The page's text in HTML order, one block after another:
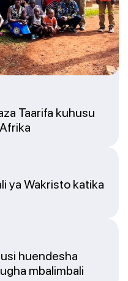
Taarifa kuhusu
ya Wakristo katika
huendesha
mbalimbali